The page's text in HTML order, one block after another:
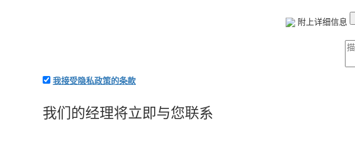
附上详细信息
我接受隐私政策的条款
我们的经理将立即与您联系